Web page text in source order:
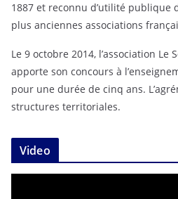
1887 et reconnu d’utilité publique
plus anciennes associations
Le 9 octobre 2014, l’association Le
apporte son concours à
pour une durée de cinq ans.
structures territoriales.
Video